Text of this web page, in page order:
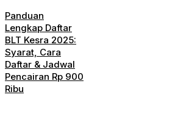
Panduan
Lengkap Daftar
BLT Kesra 2025:
Syarat, Cara
Daftar & Jadwal
Pencairan Rp 900
Ribu